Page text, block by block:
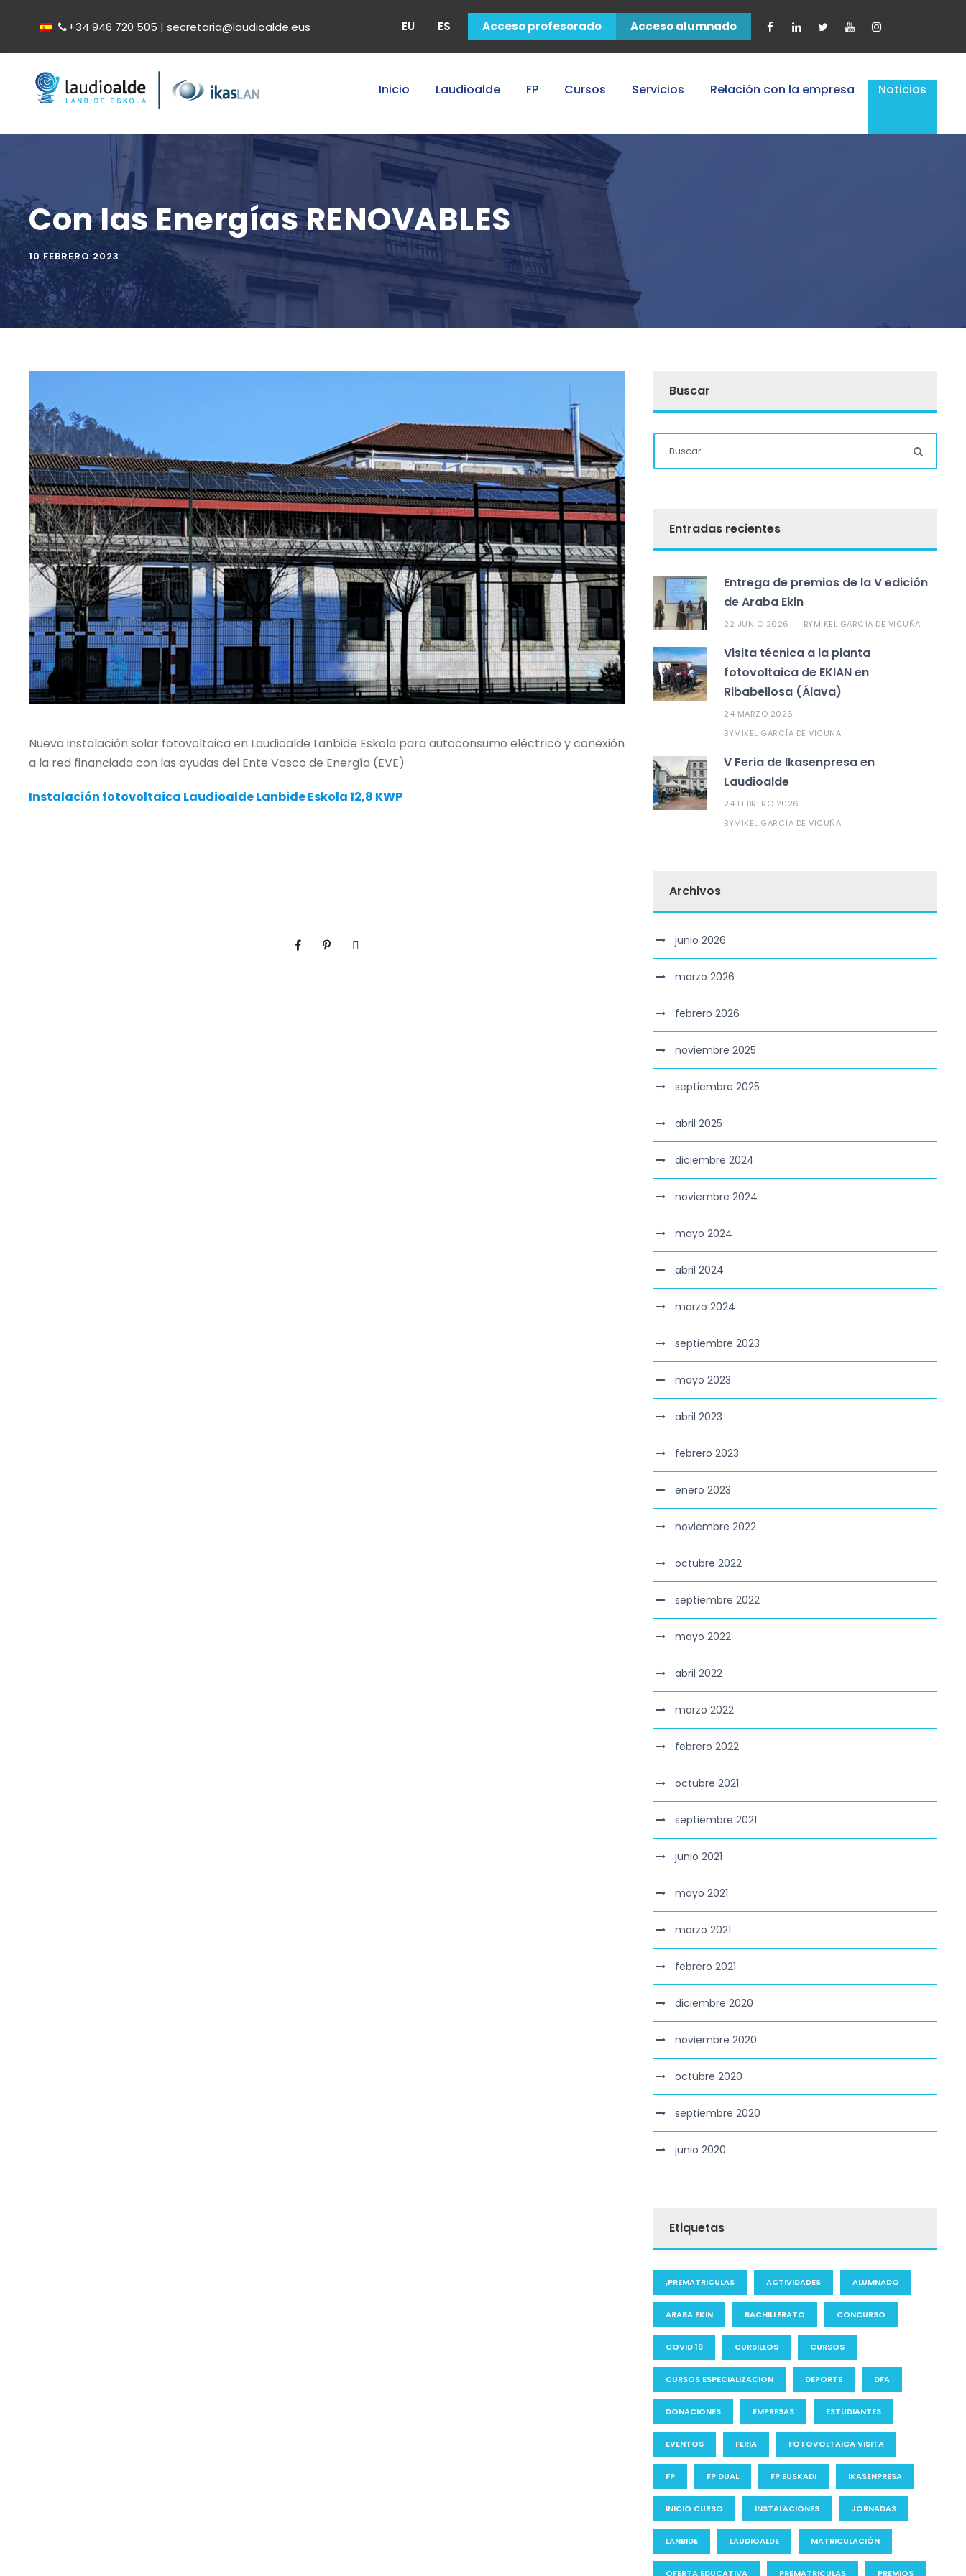
+34 946 720 505 | secretaria@laudioalde.eus EU ES Acceso profesorado Acceso alumnado
Inicio Laudioalde FP Cursos Servicios Relación con la empresa Noticias
Con las Energías RENOVABLES
10 FEBRERO 2023
Nueva instalación solar fotovoltaica en Laudioalde Lanbide Eskola para autoconsumo eléctrico y conexión
a la red financiada con las ayudas del Ente Vasco de Energía (EVE)
Instalación fotovoltaica Laudioalde Lanbide Eskola 12,8 KWP
Buscar
Entradas recientes
Entrega de premios de la V edición
de Araba Ekin
22 JUNIO 2026 BYMIKEL GARCÍA DE VICUÑA
Visita técnica a la planta
fotovoltaica de EKIAN en
Ribabellosa (Álava)
24 MARZO 2026
BYMIKEL GARCÍA DE VICUÑA
V Feria de Ikasenpresa en
Laudioalde
24 FEBRERO 2026
BYMIKEL GARCÍA DE VICUÑA
Archivos
junio 2026
marzo 2026
febrero 2026
noviembre 2025
septiembre 2025
abril 2025
diciembre 2024
noviembre 2024
mayo 2024
abril 2024
marzo 2024
septiembre 2023
mayo 2023
abril 2023
febrero 2023
enero 2023
noviembre 2022
octubre 2022
septiembre 2022
mayo 2022
abril 2022
marzo 2022
febrero 2022
octubre 2021
septiembre 2021
junio 2021
mayo 2021
marzo 2021
febrero 2021
diciembre 2020
noviembre 2020
octubre 2020
septiembre 2020
junio 2020
Etiquetas
;PREMATRICULAS ACTIVIDADES ALUMNADO
ARABA EKIN BACHILLERATO CONCURSO
COVID 19 CURSILLOS CURSOS
CURSOS ESPECIALIZACION DEPORTE DFA
DONACIONES EMPRESAS ESTUDIANTES
EVENTOS FERIA FOTOVOLTAICA VISITA
FP FP DUAL FP EUSKADI IKASENPRESA
INICIO CURSO INSTALACIONES JORNADAS
LANBIDE LAUDIOALDE MATRICULACIÓN
OFERTA EDUCATIVA PREMATRICULAS PREMIOS